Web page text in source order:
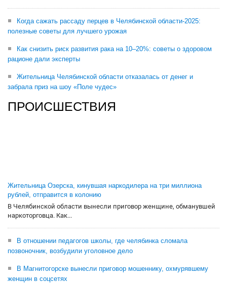
Когда сажать рассаду перцев в Челябинской области-2025:
полезные советы для лучшего урожая
Как снизить риск развития рака на 10–20%: советы о здоровом
рационе дали эксперты
Жительница Челябинской области отказалась от денег и
забрала приз на шоу «Поле чудес»
ПРОИСШЕСТВИЯ
Жительница Озерска, кинувшая наркодилера на три миллиона
рублей, отправится в колонию
В Челябинской области вынесли приговор женщине, обманувшей
наркоторговца. Как...
В отношении педагогов школы, где челябинка сломала
позвоночник, возбудили уголовное дело
В Магнитогорске вынесли приговор мошеннику, охмурявшему
женщин в соцсетях